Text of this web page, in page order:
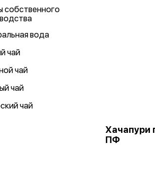
собственного
вода
чай
чай
чай
чай
Хачапури
ПФ